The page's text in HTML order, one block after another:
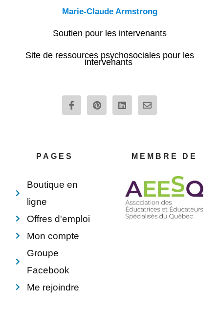
Marie-Claude Armstrong
Soutien pour les intervenants
Site de ressources psychosociales pour les
intervenants
F
a
c
P
i
n
L
i
n
E
n
v
p
e
PAGES
Boutique en
ligne
Offres d'emploi
Mon compte
Groupe
Facebook
Me rejoindre
MEMBRE DE